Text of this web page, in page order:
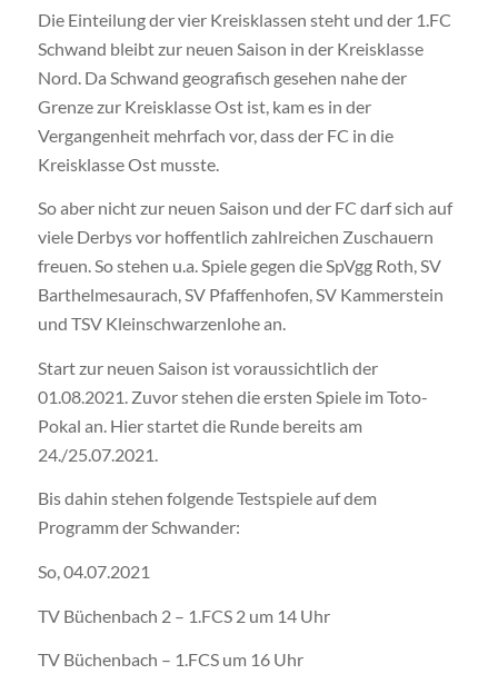
Die Einteilung der vier Kreisklassen steht und der 1.FC
Schwand bleibt zur neuen Saison in der Kreisklasse
Nord. Da Schwand geografisch gesehen nahe der
Grenze zur Kreisklasse Ost ist, kam es in der
Vergangenheit mehrfach vor, dass der FC in die
Kreisklasse Ost musste.
So aber nicht zur neuen Saison und der FC darf sich auf
viele Derbys vor hoffentlich zahlreichen Zuschauern
freuen. So stehen u.a. Spiele gegen die SpVgg Roth, SV
Barthelmesaurach, SV Pfaffenhofen, SV Kammerstein
und TSV Kleinschwarzenlohe an.
Start zur neuen Saison ist voraussichtlich der
01.08.2021. Zuvor stehen die ersten Spiele im Toto-
Pokal an. Hier startet die Runde bereits am
24./25.07.2021.
Bis dahin stehen folgende Testspiele auf dem
Programm der Schwander:
So, 04.07.2021
TV Büchenbach 2 – 1.FCS 2 um 14 Uhr
TV Büchenbach – 1.FCS um 16 Uhr